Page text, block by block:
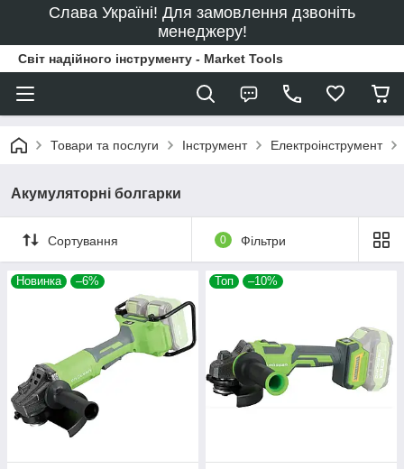
Слава Україні! Для замовлення дзвоніть
менеджеру!
Світ надійного інструменту - Market Tools
Товари та послуги Інструмент Електроінструмент
Акумуляторні болгарки
Сортування 0 Фільтри
Новинка –6% Топ –10%